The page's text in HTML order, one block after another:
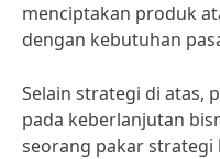
menciptakan produk
dengan kebutuhan
Selain strategi di atas,
pada keberlanjutan
seorang pakar strategi